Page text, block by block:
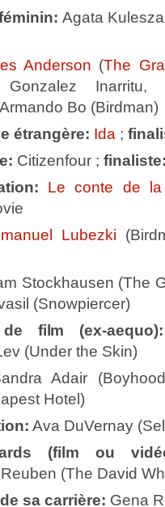
Agata
Anderson (The
Gonzalez Inarritu,
Bo (Birdman)
étrangère: Ida ;
Citizenfour ;
Le conte de la
Lubezki
Stockhausen (The
(Snowpiercer)
de film (ex-
(Under the Skin)
Adair
Hotel)
Ava DuVernay
(film ou
(The David
sa carrière: Gena